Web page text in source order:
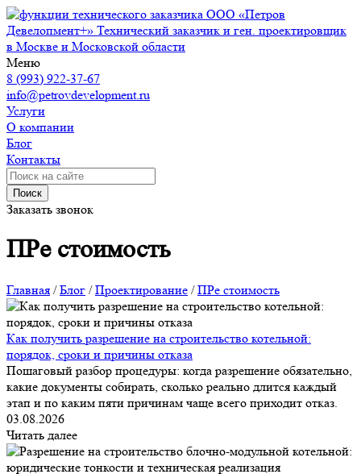
ООО «Петров
Девелопмент+» Технический заказчик и ген. проектировщик
в Москве и Московской области
Меню
8 (993) 922-37-67
info@petrovdevelopment.ru
Услуги
О компании
Блог
Контакты
Поиск
Заказать звонок
ПРе стоимость
Главная /Блог /Проектирование /ПРе стоимость
Как получить разрешение на строительство котельной:
порядок, сроки и причины отказа
Пошаговый разбор процедуры: когда разрешение обязательно,
какие документы собирать, сколько реально длится каждый
этап и по каким пяти причинам чаще всего приходит отказ.
03.08.2026
Читать далее